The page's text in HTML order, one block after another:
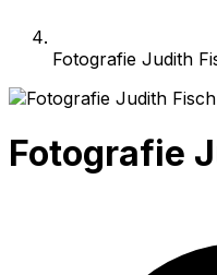
Fotografie Judith
Fotografie